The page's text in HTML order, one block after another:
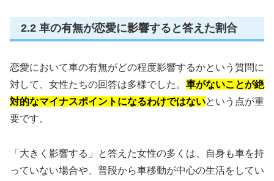
2.2 車の有無が恋愛に影響すると答えた割合
恋愛において車の有無がどの程度影響するかという質問に
対して、女性たちの回答は多様でした。 車がないことが絶
対的なマイナスポイントになるわけではないという点が重
要です。
「大きく影響する」と答えた女性の多くは、自身も車を持
っていない場合や、普段から車移動が中心の生活をしてい